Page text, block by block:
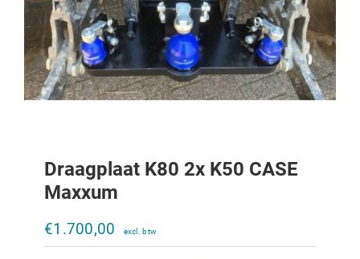
Draagplaat K80 2x K50 CASE
Maxxum
€1.700,00 €250,00